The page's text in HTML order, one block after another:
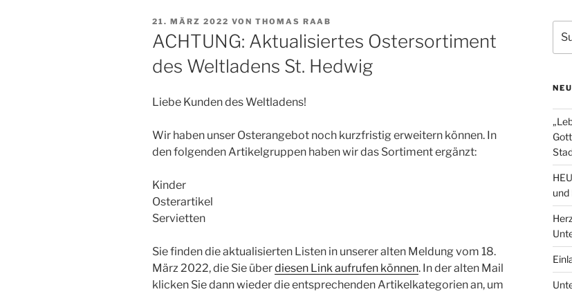
VERÖFFENTLICHT
AM
21. MÄRZ 2022 VON THOMAS RAAB
ACHTUNG: Aktualisiertes Ostersortiment
des Weltladens St. Hedwig
Liebe Kunden des Weltladens!
Wir haben unser Osterangebot noch kurzfristig erweitern können. In
den folgenden Artikelgruppen haben wir das Sortiment ergänzt:
Kinder
Osterartikel
Servietten
Sie finden die aktualisierten Listen in unserer alten Meldung vom 18.
März 2022, die Sie überdiesen Link aufrufen können. In der alten Mail
klicken Sie dann wieder die entsprechenden Artikelkategorien an, um
und